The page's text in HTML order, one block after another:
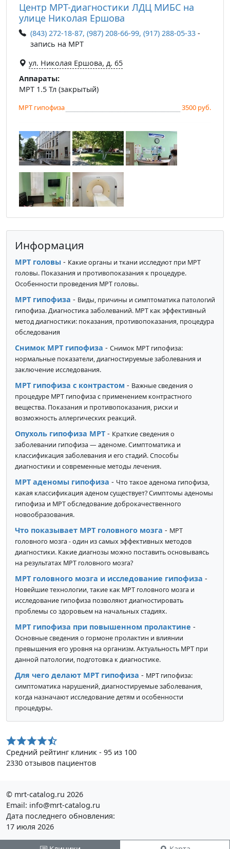
Центр МРТ-диагностики ЛДЦ МИБС на
улице Николая Ершова
(843) 272-18-87, (987) 208-66-99, (917) 288-05-33 -
запись на МРТ
ул. Николая Ершова, д. 65
Аппараты:
МРТ 1.5 Тл (закрытый)
МРТ гипофиза 3500 руб.
Информация
МРТ головы - Какие органы и ткани исследуют при МРТ
головы. Показания и противопоказания к процедуре.
Особенности проведения МРТ головы.
МРТ гипофиза - Виды, причины и симптоматика патологий
гипофиза. Диагностика заболеваний. МРТ как эффективный
метод диагностики: показания, противопоказания, процедура
обследования
Снимок МРТ гипофиза - Снимок МРТ гипофиза:
нормальные показатели, диагностируемые заболевания и
заключение исследования.
МРТ гипофиза с контрастом - Важные сведения о
процедуре МРТ гипофиза с применением контрастного
вещества. Показания и противопоказания, риски и
возможность аллергических реакций.
Опухоль гипофиза МРТ - Краткие сведения о
заболевании гипофиза — аденоме. Симптоматика и
классификация заболевания и его стадий. Способы
диагностики и современные методы лечения.
МРТ аденомы гипофиза - Что такое аденома гипофиза,
какая классификация аденом существует? Симптомы аденомы
гипофиза и МРТ обследование доброкачественного
новообразования.
Что показывает МРТ головного мозга - МРТ
головного мозга - один из самых эффективных методов
диагностики. Какие диагнозы можно поставить основываясь
на результатах МРТ головного мозга?
МРТ головного мозга и исследование гипофиза -
Новейшие технологии, такие как МРТ головного мозга и
исследование гипофиза позволяют диагностировать
проблемы со здоровьем на начальных стадиях.
МРТ гипофиза при повышенном пролактине -
Основные сведения о гормоне пролактин и влиянии
превышения его уровня на организм. Актуальность МРТ при
данной патологии, подготовка к диагностике.
Для чего делают МРТ гипофиза - МРТ гипофиза:
симптоматика нарушений, диагностируемые заболевания,
когда назначают исследование детям и особенности
процедуры.
Средний рейтинг клиник - 95 из 100
2330 отзывов пациентов
© mrt-catalog.ru 2026
Email: info@mrt-catalog.ru
Дата последнего обновления:
17 июля 2026
Ознакомтесь с условиями Политики конфиденциальности